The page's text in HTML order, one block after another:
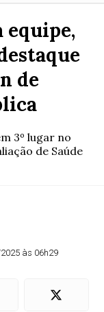
equipe,
de
3º lugar no
de Saúde
às 06h29